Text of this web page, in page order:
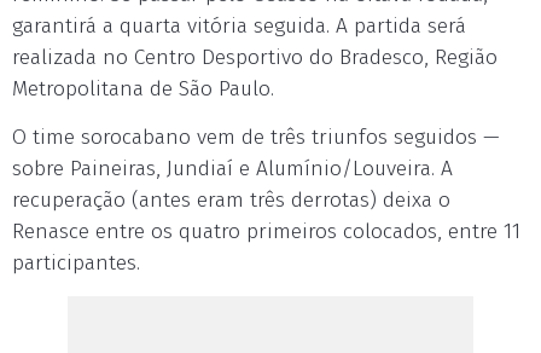
garantirá a quarta vitória seguida. A partida será
realizada no Centro Desportivo do Bradesco, Região
Metropolitana de São Paulo.
O time sorocabano vem de três triunfos seguidos —
sobre Paineiras, Jundiaí e Alumínio/Louveira. A
recuperação (antes eram três derrotas) deixa o
Renasce entre os quatro primeiros colocados, entre 11
participantes.